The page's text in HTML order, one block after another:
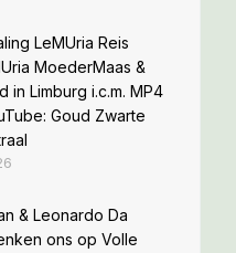
LeMUria Reis
MoederMaas &
in Limburg i.c.m. MP4
Goud Zwarte
& Leonardo Da
ons op Volle